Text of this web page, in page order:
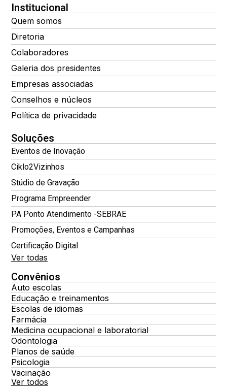
Institucional
Quem somos
Diretoria
Colaboradores
Galeria dos presidentes
Empresas associadas
Conselhos e núcleos
Política de privacidade
Soluções
Eventos de Inovação
Ciklo2Vizinhos
Stúdio de Gravação
Programa Empreender
PA Ponto Atendimento -SEBRAE
Promoções, Eventos e Campanhas
Certificação Digital
Ver todas
Convênios
Auto escolas
Educação e treinamentos
Escolas de idiomas
Farmácia
Medicina ocupacional e laboratorial
Odontologia
Planos de saúde
Psicologia
Vacinação
Ver todos